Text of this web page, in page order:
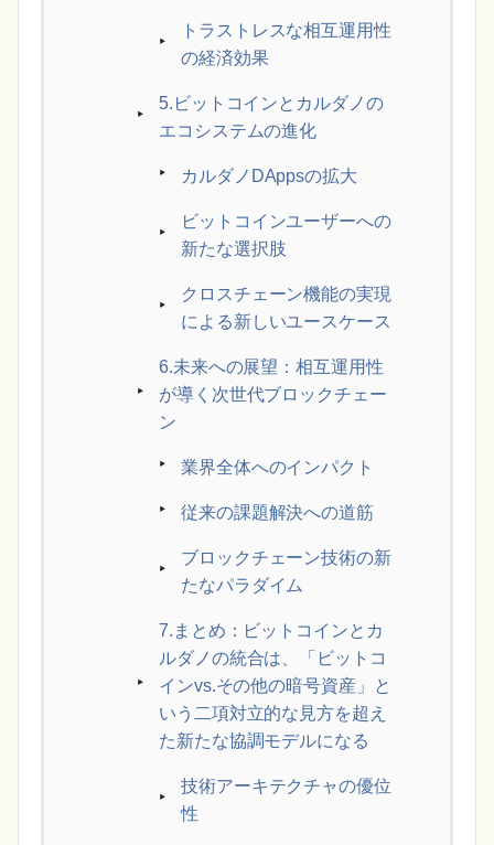
トラストレスな相互運用性
の経済効果
5.ビットコインとカルダノの
エコシステムの進化
カルダノDAppsの拡大
ビットコインユーザーへの
新たな選択肢
クロスチェーン機能の実現
による新しいユースケース
6.未来への展望：相互運用性
が導く次世代ブロックチェー
ン
業界全体へのインパクト
従来の課題解決への道筋
ブロックチェーン技術の新
たなパラダイム
7.まとめ：ビットコインとカ
ルダノの統合は、「ビットコ
インvs.その他の暗号資産」と
いう二項対立的な見方を超え
た新たな協調モデルになる
技術アーキテクチャの優位
性